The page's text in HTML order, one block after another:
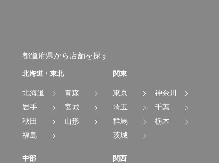
都道府県から店舗を探す
北海道・東北
北海道
青森
岩手
宮城
秋田
山形
福島
関東
東京
神奈川
埼玉
千葉
群馬
栃木
茨城
中部 関西